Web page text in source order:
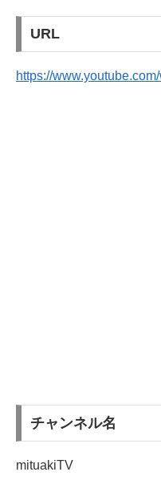
URL
https://
チャンネル名
mituakiTV